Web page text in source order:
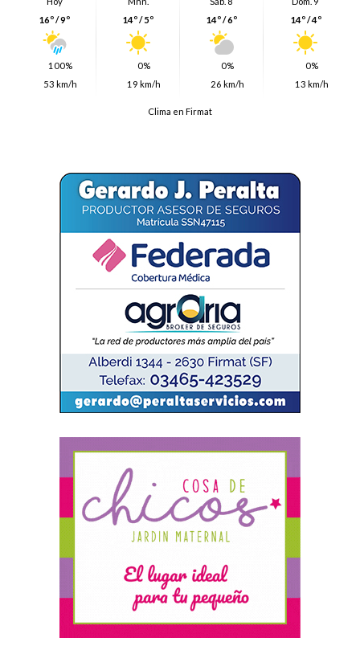
16º / 9º
100%
53 km/h
14º / 5º
0%
19 km/h
14º / 6º
0%
26 km/h
14º / 4º
0%
13 km/h
Clima en Firmat